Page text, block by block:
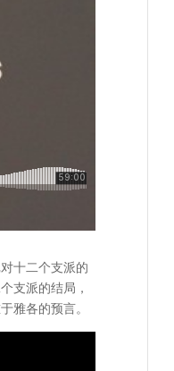
十二个支派的
支派的结局，
雅各的预言。